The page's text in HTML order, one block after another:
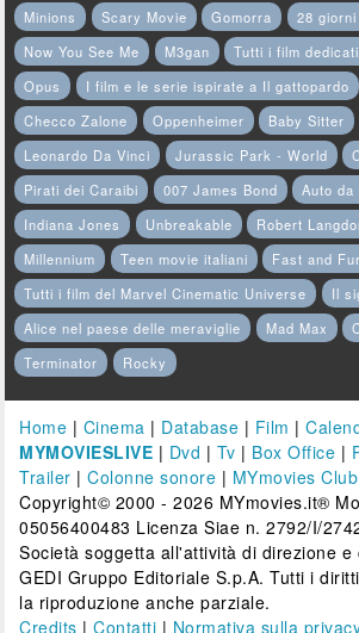
Minions Scary Movie Gomorra
28
Now You See Me
M3gan
Tutti i film
Opus
I film e le serie ispirate a Il gattopardo
Checco Zalone
Oppenheimer Baby Sitter
Leonardo Da Vinci
Jurassic Park - World
Pirati dei Caraibi
007 James Bond Auto da
Indiana Jones
Unbreakable Robert
Millennium
Teen movie italiani
Fast and
Tutti i film del Marvel Cinematic Universe
Il
Alice nel paese delle meraviglie
Mad Max
Terminator
Rocky
Home | Cinema | Database | Film |
MYMOVIESLIVE | Dvd | Tv | Box Office |
Trailer |Colonne sonore | MYmovies Club
Copyright© 2000 - 2026 MYmovies.it®
05056400483 Licenza Siae n. 2792/I/
Società soggetta all'attività di direzione e
GEDI Gruppo Editoriale S.p.A. Tutti i
la riproduzione anche parziale.
Credits |Contatti | Normativa sulla